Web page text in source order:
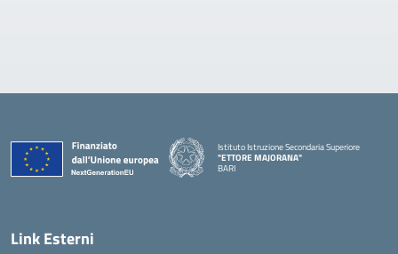
Istituto Istruzione Secondaria Superiore
"ETTORE MAJORANA"
BARI
Link Esterni